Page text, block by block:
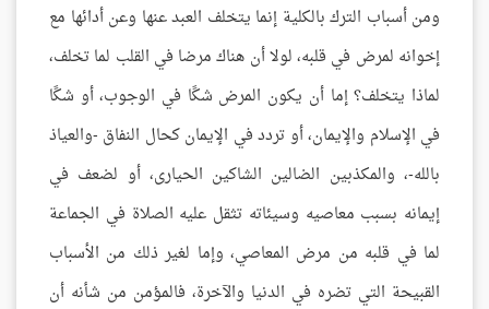
ومن أسباب الترك بالكلية إنما يتخلف العبد عنها وعن أدائها مع
إخوانه لمرض في قلبه، لولا أن هناك مرضا في القلب لما تخلف،
لماذا يتخلف؟ إما أن يكون المرض شكًا في الوجوب، أو شكًا
في الإسلام والإيمان، أو تردد في الإيمان كحال النفاق -والعياذ
بالله-، والمكذبين الضالين الشاكين الحيارى، أو لضعف في
إيمانه بسبب معاصيه وسيئاته تثقل عليه الصلاة في الجماعة
لما في قلبه من مرض المعاصي، وإما لغير ذلك من الأسباب
القبيحة التي تضره في الدنيا والآخرة، فالمؤمن من شأنه أن